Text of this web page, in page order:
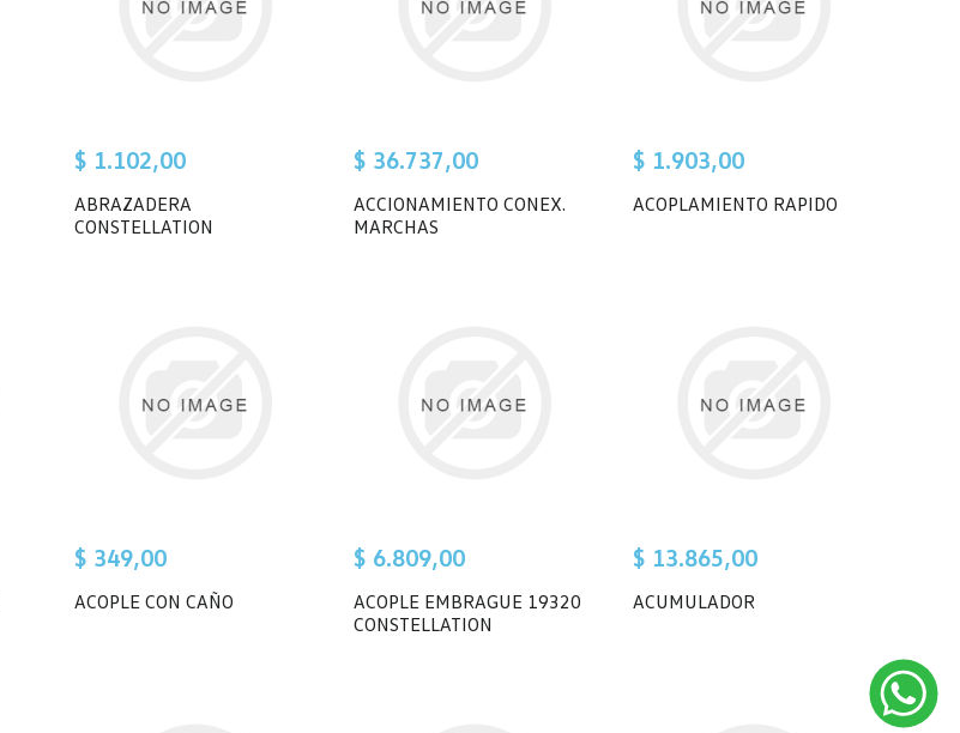
$ 1.102,00
ABRAZADERA
CONSTELLATION
$ 36.737,00
ACCIONAMIENTO CONEX.
MARCHAS
$ 1.903,00
ACOPLAMIENTO RAPIDO
$ 349,00
ACOPLE CON CAÑO
$ 6.809,00
ACOPLE EMBRAGUE 19320
CONSTELLATION
$ 13.865,00
ACUMULADOR